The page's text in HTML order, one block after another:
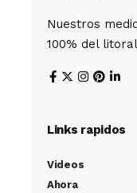
Nuestros
100% del
Links rapidos
Videos
Ahora